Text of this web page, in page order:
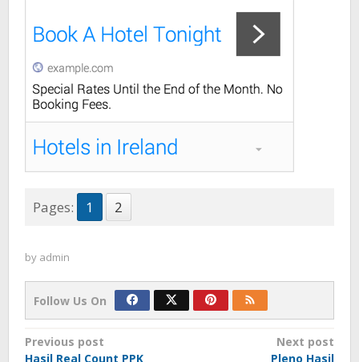
Pages: 1 2
by admin
Follow Us On
Post
Previous post
Hasil Real Count PPK
Next post
Pleno Hasil